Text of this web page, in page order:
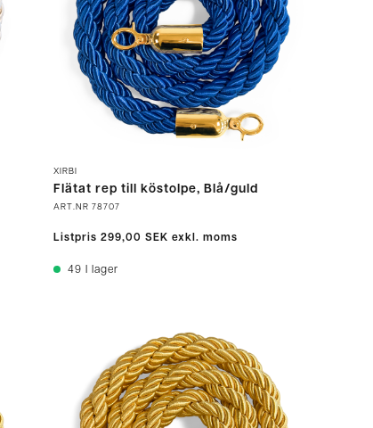
XIRBI
Flätat rep till köstolpe, Blå/guld
ART.NR 78707
Listpris 299,00 SEK exkl. moms
49 I lager